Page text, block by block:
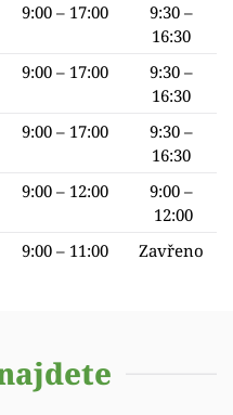
9:00 – 17:00
9:30 –
16:30
9:00 – 17:00
9:30 –
16:30
9:00 – 17:00
9:30 –
16:30
9:00 – 12:00
9:00 –
12:00
9:00 – 11:00 Zavřeno